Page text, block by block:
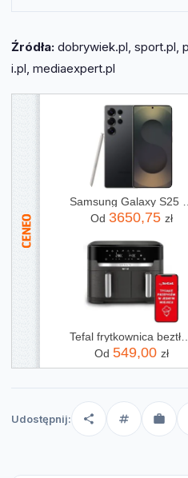
luka w polskich serwisach
wypełnić.
Źródła: dobrywiek.pl, sport.pl,
i.pl, mediaexpert.pl
Samsung Galaxy
Od 3650,75 zł
Tefal frytkownica beztłuszczowa Air
Od 549,00 zł
Udostępnij: